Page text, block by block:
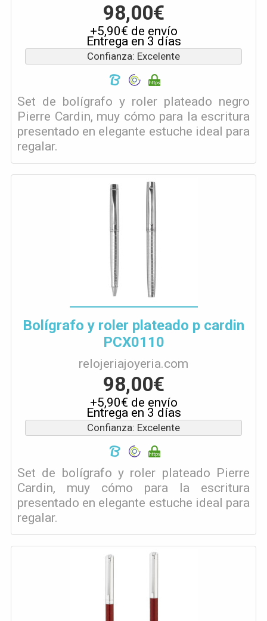
98,00€
+5,90€ de envío
Entrega en 3 días
Confianza: Excelente
Set de bolígrafo y roler plateado negro
Pierre Cardin, muy cómo para la escritura
presentado en elegante estuche ideal para
regalar.
Bolígrafo y roler plateado p cardin
PCX0110
relojeriajoyeria.com
98,00€
+5,90€ de envío
Entrega en 3 días
Confianza: Excelente
Set de bolígrafo y roler plateado Pierre
Cardin, muy cómo para la escritura
presentado en elegante estuche ideal para
regalar.